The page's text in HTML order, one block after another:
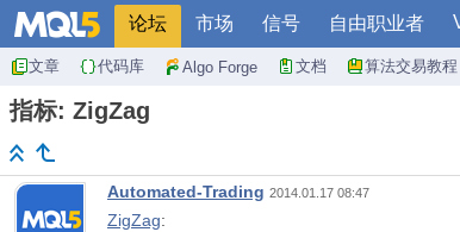
论坛 市场 信号 自由职业者
文章 代码库 Algo Forge 文档 算法交易教程
指标: ZigZag
Automated-Trading 2014.01.17 08:47
ZigZag: